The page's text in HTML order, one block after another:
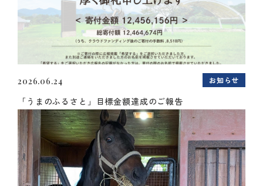
2026.06.24 お知らせ
「うまのふるさと」目標金額達成のご報告